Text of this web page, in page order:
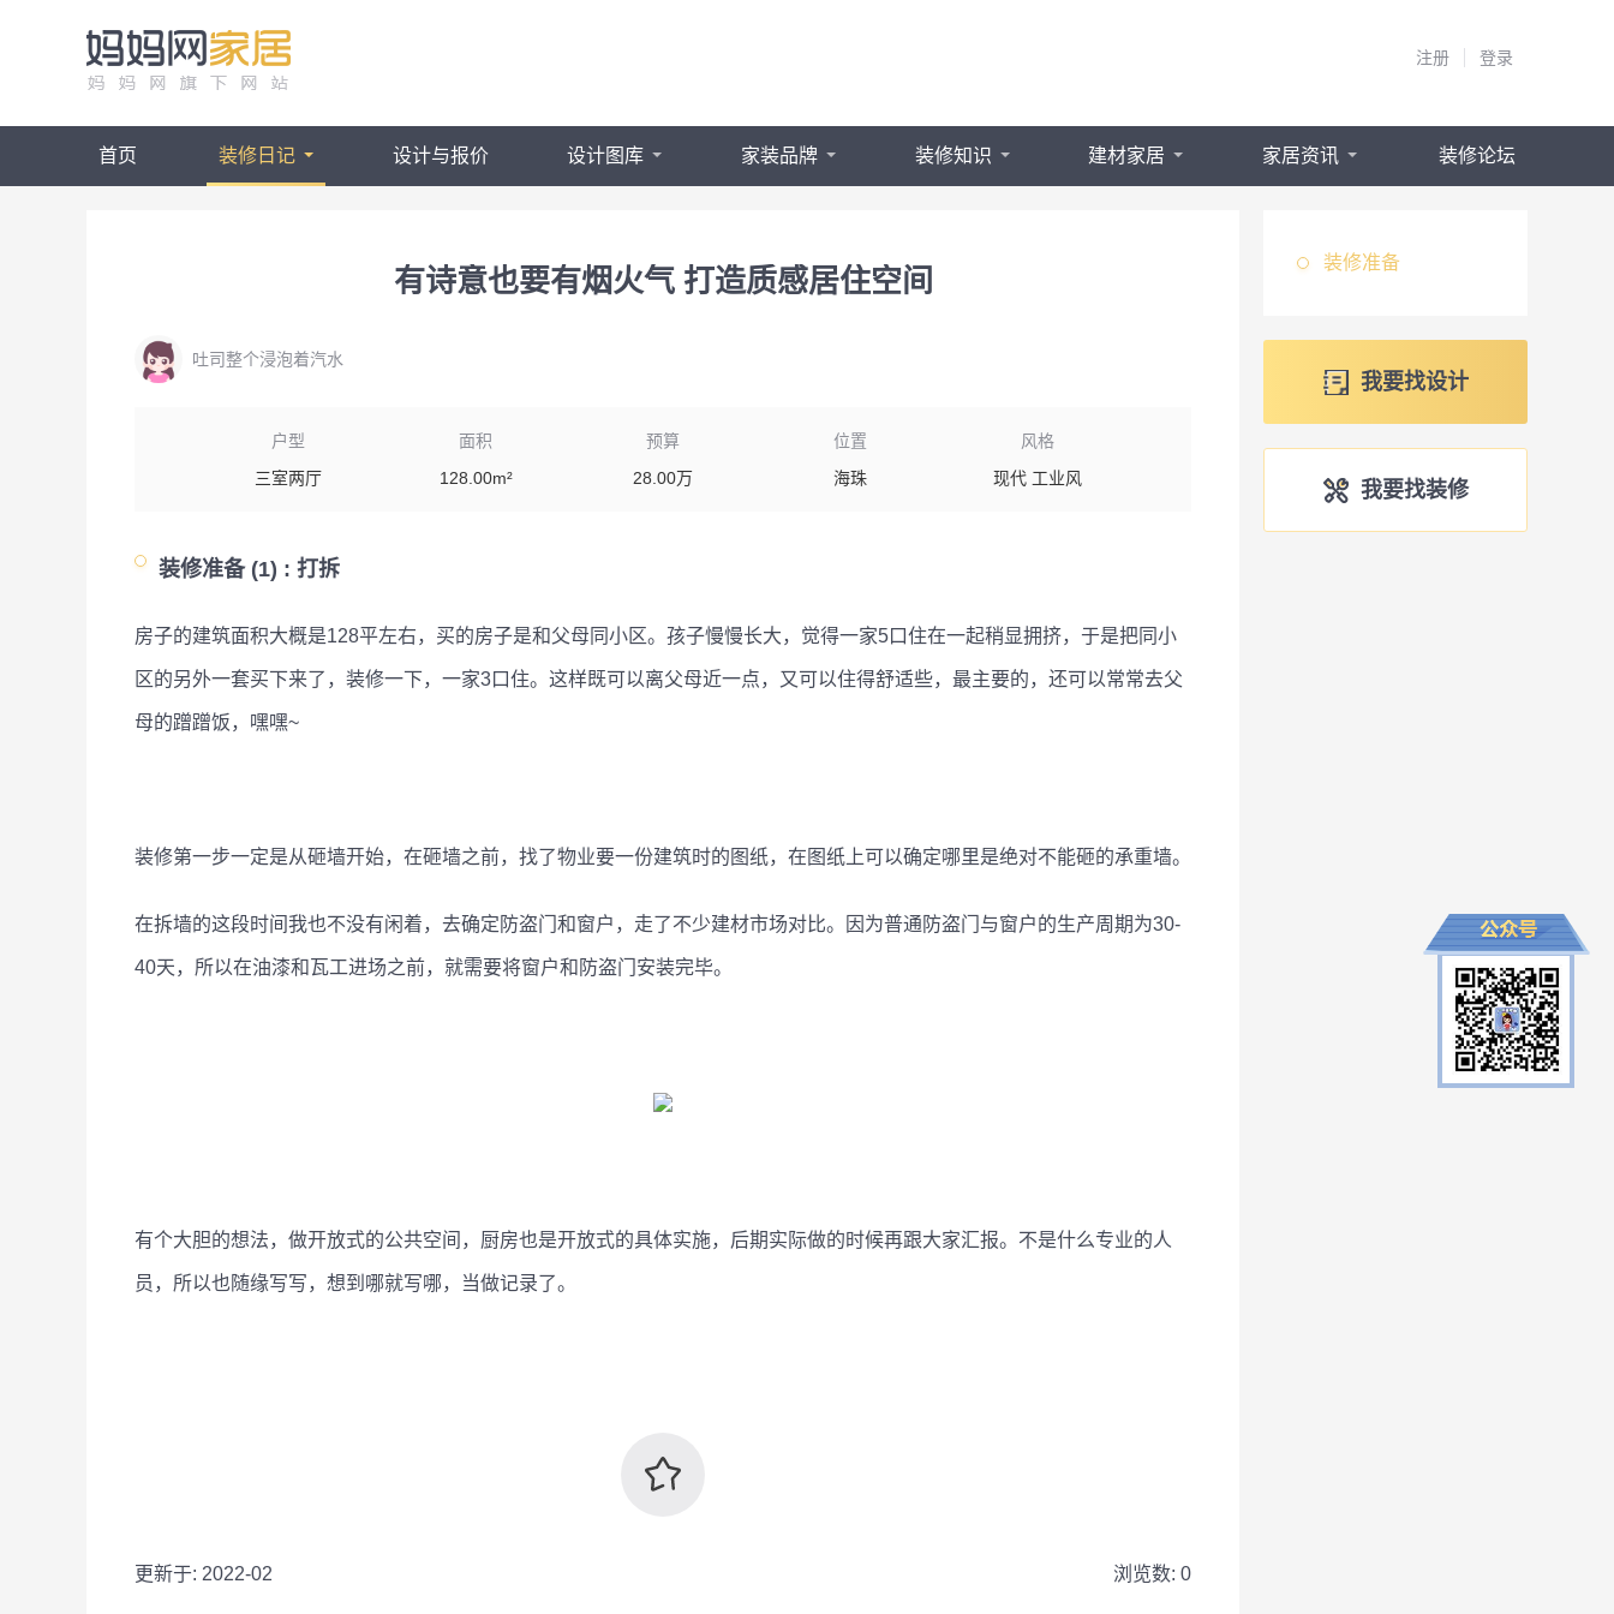
注册 登录
首页 装修日记 设计与报价 设计图库 家装品牌 装修知识 建材家居 家居资讯 装修论坛
有诗意也要有烟火气 打造质感居住空间
吐司整个浸泡着汽水
户型
三室两厅
面积
128.00m²
预算
28.00万
位置
海珠
风格
现代 工业风
装修准备 (1) : 打拆
房子的建筑面积大概是128平左右，买的房子是和父母同小区。孩子慢慢长大，觉得一家5口住在一起稍显拥挤，于是把同小
区的另外一套买下来了，装修一下，一家3口住。这样既可以离父母近一点，又可以住得舒适些，最主要的，还可以常常去父
母的蹭蹭饭，嘿嘿~
装修第一步一定是从砸墙开始，在砸墙之前，找了物业要一份建筑时的图纸，在图纸上可以确定哪里是绝对不能砸的承重墙。
在拆墙的这段时间我也不没有闲着，去确定防盗门和窗户，走了不少建材市场对比。因为普通防盗门与窗户的生产周期为30-
40天，所以在油漆和瓦工进场之前，就需要将窗户和防盗门安装完毕。
有个大胆的想法，做开放式的公共空间，厨房也是开放式的具体实施，后期实际做的时候再跟大家汇报。不是什么专业的人
员，所以也随缘写写，想到哪就写哪，当做记录了。
更新于: 2022-02 浏览数: 0
装修准备
我要找设计
我要找装修